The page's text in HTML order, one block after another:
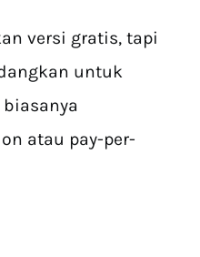
versi gratis, tapi
untuk
atau pay-per-